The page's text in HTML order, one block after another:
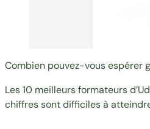
Combien pouvez-vous espérer
Les 10 meilleurs formateurs
chiffres sont difficiles à